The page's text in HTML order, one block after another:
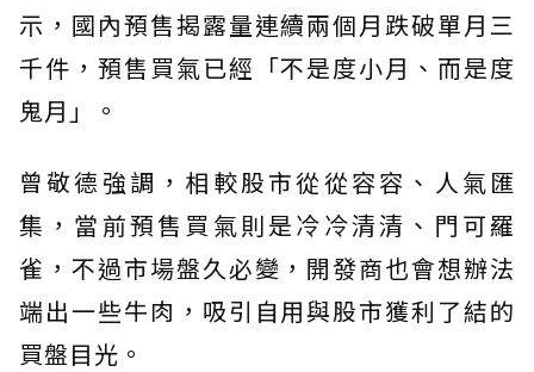
示，國內預售揭露量連續兩個月跌破單月三
千件，預售買氣已經「不是度小月、而是度
鬼月」。
曾敬德強調，相較股市從從容容、人氣匯
集，當前預售買氣則是冷冷清清、門可羅
雀，不過市場盤久必變，開發商也會想辦法
端出一些牛肉，吸引自用與股市獲利了結的
買盤目光。